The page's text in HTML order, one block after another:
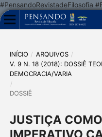
#PensandoRevistadeFilosofia
INÍCIO / ARQUIVOS /
V. 9 N. 18 (2018): DOSSIÊ
DEMOCRACIA/VARIA
/
DOSSIÊ
JUSTIÇA